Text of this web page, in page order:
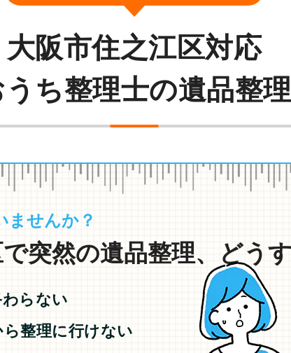
大阪市住之江区対応
うち整理士の遺品整理
ませんか？
突然の遺品整理、どう
らない
整理に行けない